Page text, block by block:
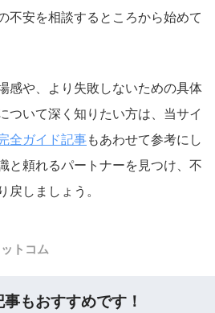
不安を相談するところから始めて
感や、より失敗しないための具体
ついて深く知りたい方は、当サイ
全ガイド記事もあわせて参考にし
と頼れるパートナーを見つけ、不
戻しましょう。
トコム
もおすすめです！